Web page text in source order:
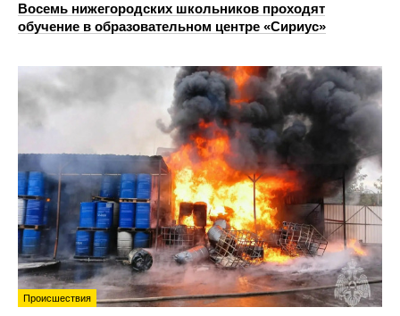
Восемь нижегородских школьников проходят
обучение в образовательном центре «Сириус»
Происшествия